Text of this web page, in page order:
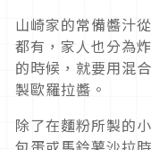
山崎家的常備醬汁
都有，家人也分為
的時候，就要用混
製歐羅拉醬。
除了在麵粉所製的